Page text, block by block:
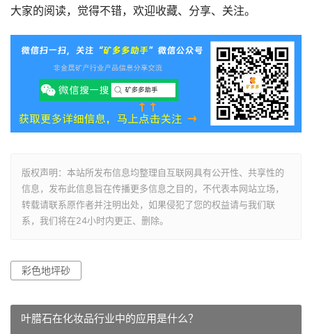
大家的阅读，觉得不错，欢迎收藏、分享、关注。
版权声明：本站所发布信息均整理自互联网具有公开性、共享性的
信息，发布此信息旨在传播更多信息之目的，不代表本网站立场，
转载请联系原作者并注明出处，如果侵犯了您的权益请与我们联
系，我们将在24小时内更正、删除。
彩色地坪砂
叶腊石在化妆品行业中的应用是什么？